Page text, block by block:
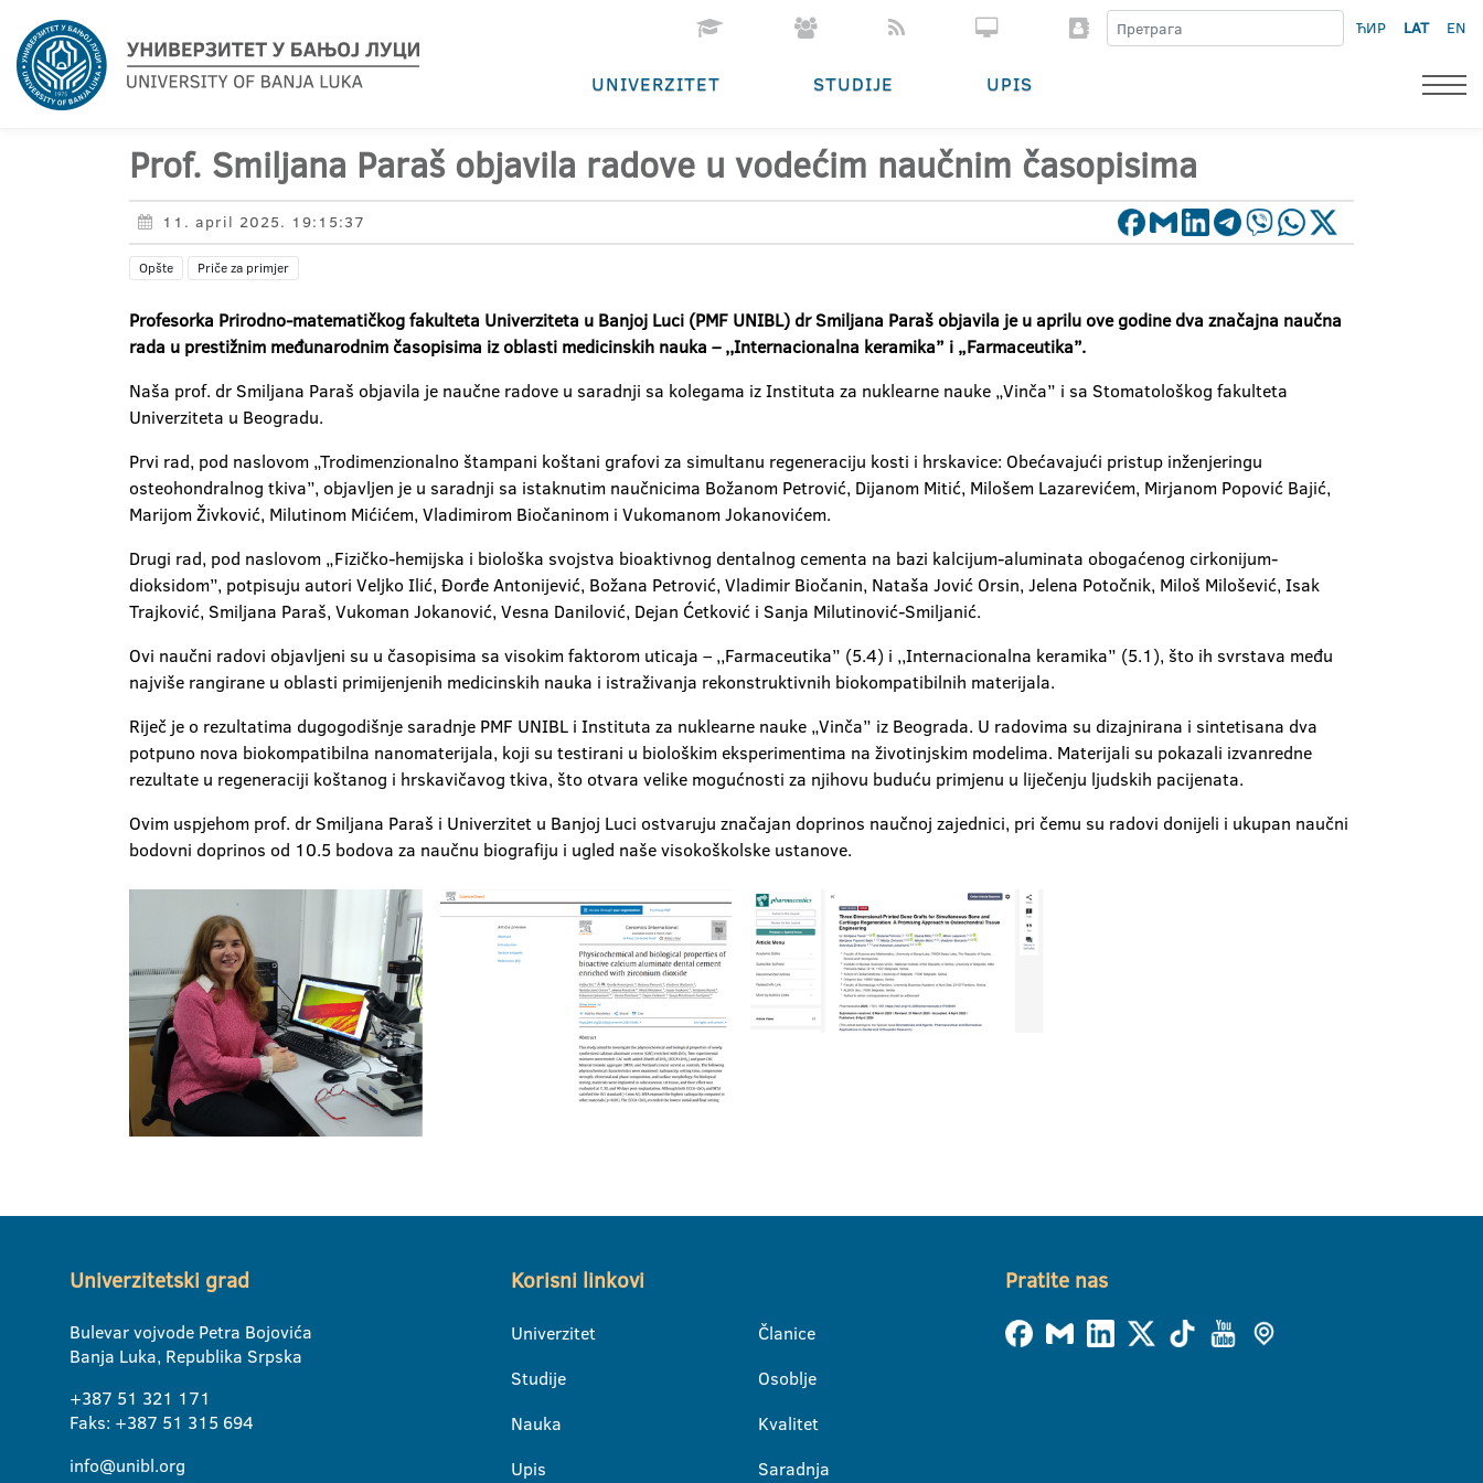
ЋИР LAT EN
UNIVERZITET STUDIJE UPIS
Prof. Smiljana Paraš objavila radove u vodećim naučnim časopisima
11. april 2025. 19:15:37
Opšte Priče za primjer
Profesorka Prirodno-matematičkog fakulteta Univerziteta u Banjoj Luci (PMF UNIBL) dr Smiljana Paraš objavila je u aprilu ove godine dva značajna naučna
rada u prestižnim međunarodnim časopisima iz oblasti medicinskih nauka – ,,Internacionalna keramika” i „Farmaceutika”.
Naša prof. dr Smiljana Paraš objavila je naučne radove u saradnji sa kolegama iz Instituta za nuklearne nauke „Vinča” i sa Stomatološkog fakulteta
Univerziteta u Beogradu.
Prvi rad, pod naslovom „Trodimenzionalno štampani koštani grafovi za simultanu regeneraciju kosti i hrskavice: Obećavajući pristup inženjeringu
osteohondralnog tkiva”, objavljen je u saradnji sa istaknutim naučnicima Božanom Petrović, Dijanom Mitić, Milošem Lazarevićem, Mirjanom Popović Bajić,
Marijom Živković, Milutinom Mićićem, Vladimirom Biočaninom i Vukomanom Jokanovićem.
Drugi rad, pod naslovom „Fizičko-hemijska i biološka svojstva bioaktivnog dentalnog cementa na bazi kalcijum-aluminata obogaćenog cirkonijum-
dioksidom”, potpisuju autori Veljko Ilić, Đorđe Antonijević, Božana Petrović, Vladimir Biočanin, Nataša Jović Orsin, Jelena Potočnik, Miloš Milošević, Isak
Trajković, Smiljana Paraš, Vukoman Jokanović, Vesna Danilović, Dejan Ćetković i Sanja Milutinović-Smiljanić.
Ovi naučni radovi objavljeni su u časopisima sa visokim faktorom uticaja – ,,Farmaceutika” (5.4) i ,,Internacionalna keramika” (5.1), što ih svrstava među
najviše rangirane u oblasti primijenjenih medicinskih nauka i istraživanja rekonstruktivnih biokompatibilnih materijala.
Riječ je o rezultatima dugogodišnje saradnje PMF UNIBL i Instituta za nuklearne nauke „Vinča” iz Beograda. U radovima su dizajnirana i sintetisana dva
potpuno nova biokompatibilna nanomaterijala, koji su testirani u biološkim eksperimentima na životinjskim modelima. Materijali su pokazali izvanredne
rezultate u regeneraciji koštanog i hrskavičavog tkiva, što otvara velike mogućnosti za njihovu buduću primjenu u liječenju ljudskih pacijenata.
Ovim uspjehom prof. dr Smiljana Paraš i Univerzitet u Banjoj Luci ostvaruju značajan doprinos naučnoj zajednici, pri čemu su radovi donijeli i ukupan naučni
bodovni doprinos od 10.5 bodova za naučnu biografiju i ugled naše visokoškolske ustanove.
Univerzitetski grad
Bulevar vojvode Petra Bojovića
Banja Luka, Republika Srpska
+387 51 321 171
Faks: +387 51 315 694
info@unibl.org
Korisni linkovi
Univerzitet
Studije
Nauka
Upis
Članice
Osoblje
Kvalitet
Saradnja
Pratite nas